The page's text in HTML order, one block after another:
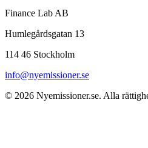
Finance Lab AB
Humlegårdsgatan 13
114 46 Stockholm
info@nyemissioner.se
© 2026 Nyemissioner.se. Alla